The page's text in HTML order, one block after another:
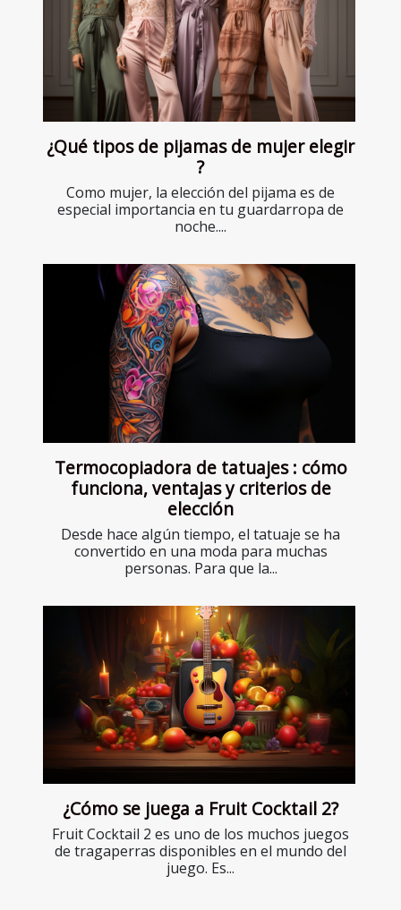
¿Qué tipos de pijamas de mujer elegir
?
Como mujer, la elección del pijama es de
especial importancia en tu guardarropa de
noche....
Termocopiadora de tatuajes : cómo
funciona, ventajas y criterios de
elección
Desde hace algún tiempo, el tatuaje se ha
convertido en una moda para muchas
personas. Para que la...
¿Cómo se juega a Fruit Cocktail 2?
Fruit Cocktail 2 es uno de los muchos juegos
de tragaperras disponibles en el mundo del
juego. Es...